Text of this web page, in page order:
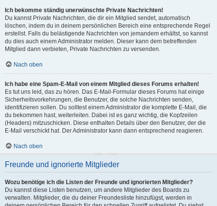
Ich bekomme ständig unerwünschte Private Nachrichten!
Du kannst Private Nachrichten, die dir ein Mitglied sendet, automatisch
löschen, indem du in deinem persönlichen Bereich eine entsprechende Regel
erstellst. Falls du belästigende Nachrichten von jemandem erhältst, so kannst
du dies auch einem Administrator melden. Dieser kann dem betreffenden
Mitglied dann verbieten, Private Nachrichten zu versenden.
Nach oben
Ich habe eine Spam-E-Mail von einem Mitglied dieses Forums erhalten!
Es tut uns leid, das zu hören. Das E-Mail-Formular dieses Forums hat einige
Sicherheitsvorkehrungen, die Benutzer, die solche Nachrichten senden,
identifizieren sollen. Du solltest einem Administrator die komplette E-Mail, die
du bekommen hast, weiterleiten. Dabei ist es ganz wichtig, die Kopfzeilen
(Headers) mitzuschicken. Diese enthalten Details über den Benutzer, der die
E-Mail verschickt hat. Der Administrator kann dann entsprechend reagieren.
Nach oben
Freunde und ignorierte Mitglieder
Wozu benötige ich die Listen der Freunde und ignorierten Mitglieder?
Du kannst diese Listen benutzen, um andere Mitglieder des Boards zu
verwalten. Mitglieder, die du deiner Freundesliste hinzufügst, werden in